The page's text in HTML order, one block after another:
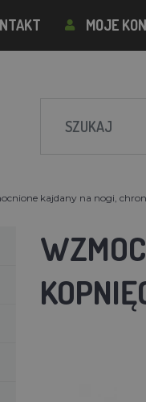
MOJE
kajdany na nogi,